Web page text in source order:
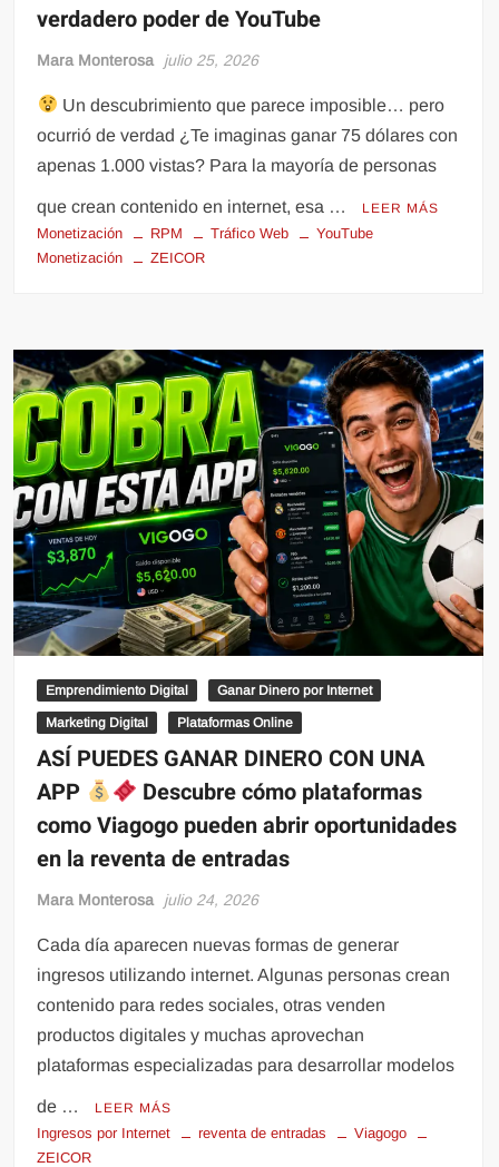
verdadero poder de YouTube
Mara Monterosa julio 25, 2026
Un descubrimiento que parece imposible… pero
ocurrió de verdad ¿Te imaginas ganar 75 dólares con
apenas 1.000 vistas? Para la mayoría de personas
que crean contenido en internet, esa … LEER MÁS
Monetización RPM Tráfico Web
YouTube
Monetización
ZEICOR
Emprendimiento Digital Ganar Dinero por Internet
Marketing Digital Plataformas Online
ASÍ PUEDES GANAR DINERO CON UNA
APP
Descubre cómo plataformas
como Viagogo pueden abrir oportunidades
en la reventa de entradas
Mara Monterosa julio 24, 2026
Cada día aparecen nuevas formas de generar
ingresos utilizando internet. Algunas personas crean
contenido para redes sociales, otras venden
productos digitales y muchas aprovechan
plataformas especializadas para desarrollar modelos
de … LEER MÁS
Ingresos por Internet reventa de entradas
Viagogo
ZEICOR